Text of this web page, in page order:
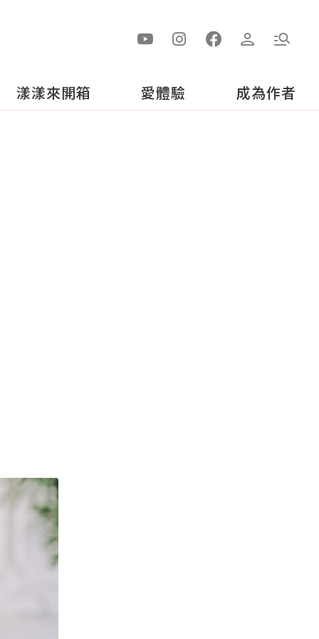
漾漾來開箱 愛體驗 成為作者